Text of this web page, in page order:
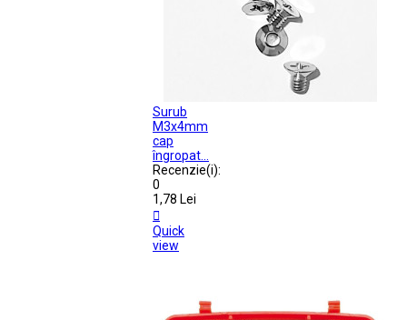
Surub
M3x4mm
cap
îngropat...
Recenzie(i):
0
1,78 Lei

Quick
view